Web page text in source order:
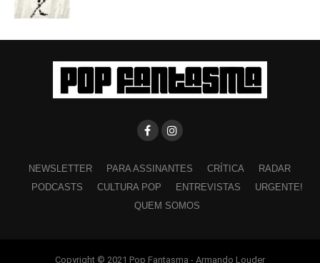
NEWSLETTER PARA ASSINANTES CRÍTICA
RADAR
PODCASTS
CULTURA POP ENTREVISTAS
URGENTE!
QUEM SOMOS
Copyright © 2021 Pop Fantasma - Armando Louder